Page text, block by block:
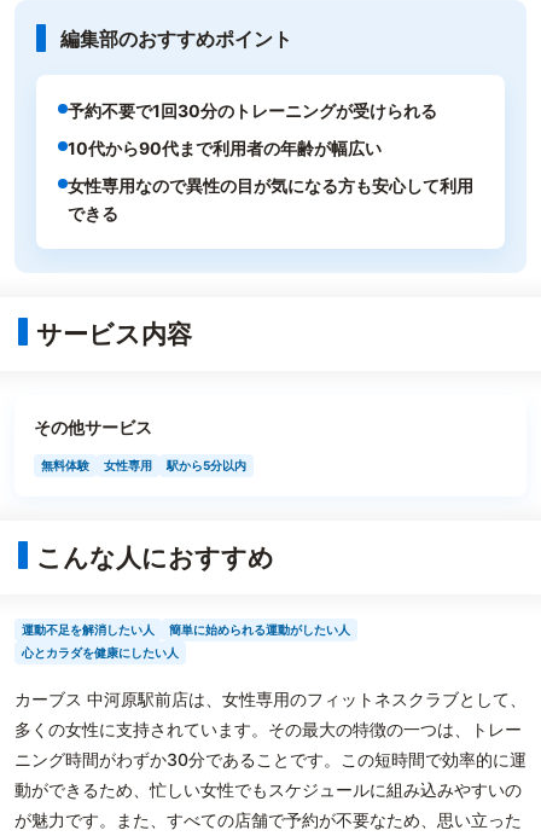
編集部のおすすめポイント
予約不要で1回30分のトレーニングが受けられる
10代から90代まで利用者の年齢が幅広い
女性専用なので異性の目が気になる方も安心して利用
できる
サービス内容
その他サービス
無料体験 女性専用 駅から5分以内
こんな人におすすめ
運動不足を解消したい人
簡単に始められる運動がしたい人
心とカラダを健康にしたい人
カーブス 中河原駅前店は、女性専用のフィットネスクラブとして、
多くの女性に支持されています。その最大の特徴の一つは、トレー
ニング時間がわずか30分であることです。この短時間で効率的に運
動ができるため、忙しい女性でもスケジュールに組み込みやすいの
が魅力です。また、すべての店舗で予約が不要なため、思い立った